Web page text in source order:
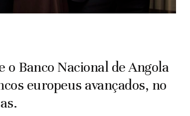
o Banco Nacional de Angola
europeus avançados, no